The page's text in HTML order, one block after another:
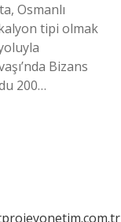
Osmanlı
tipi olmak
Bizans
200…